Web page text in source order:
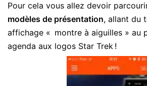
Pour cela vous allez devoir
modèles de présentation, allant du
affichage « montre à aiguilles » au
agenda aux logos Star Trek !